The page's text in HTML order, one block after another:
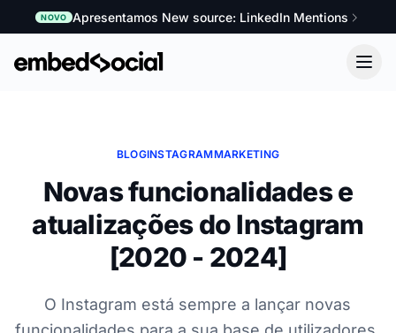
NOVO Apresentamos New source: LinkedIn Mentions
BLOGINSTAGRAMMARKETING
Novas funcionalidades e
atualizações do Instagram
[2020 - 2024]
O Instagram está sempre a lançar novas